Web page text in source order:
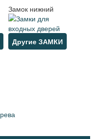
Замок нижний
Другие ЗАМКИ